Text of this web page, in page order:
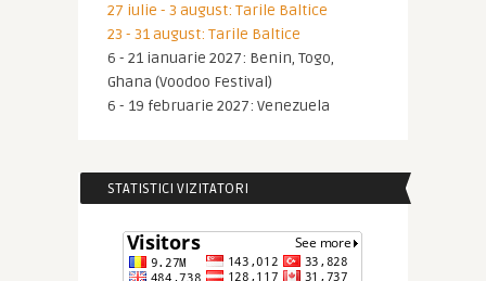
27 iulie - 3 august: Tarile Baltice
23 - 31 august: Tarile Baltice
6 - 21 ianuarie 2027: Benin, Togo,
Ghana (Voodoo Festival)
6 - 19 februarie 2027: Venezuela
STATISTICI VIZITATORI